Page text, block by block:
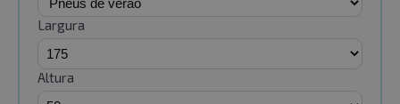
Largura
Altura